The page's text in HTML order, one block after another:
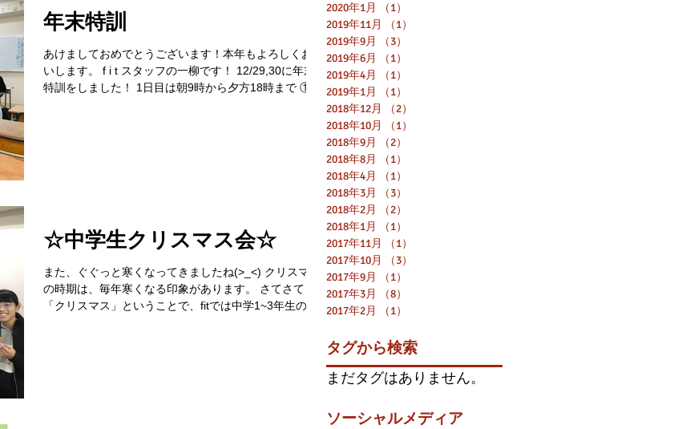
年末特訓
あけましておめでとうございます！本年もよろしくお願
いします。 f i t スタッフの一柳です！ 12/29,30に年末
特訓をしました！ 1日目は朝9時から夕方18時まで ①社
☆中学生クリスマス会☆
また、ぐぐっと寒くなってきましたね(>_<) クリスマス
の時期は、毎年寒くなる印象があります。 さてさて、
「クリスマス」ということで、fitでは中学1~3年生のみ
2020年1月
（1）
2019年11月
（1）
2019年9月
（3）
2019年6月
（1）
2019年4月
（1）
2019年1月
（1）
2018年12月
（2）
2018年10月
（1）
2018年9月
（2）
2018年8月
（1）
2018年4月
（1）
2018年3月
（3）
2018年2月
（2）
2018年1月
（1）
2017年11月
（1）
2017年10月
（3）
2017年9月
（1）
2017年3月
（8）
2017年2月
（1）
タグから検索
まだタグはありません。
ソーシャルメディア